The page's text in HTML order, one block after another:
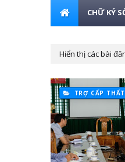
CHỮ KÝ
Hiển thị các bài
TRỢ CẤP